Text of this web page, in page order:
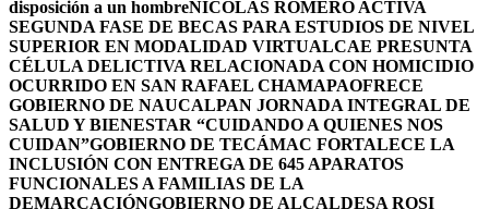
disposición a un hombreNICOLÁS ROMERO ACTIVA
SEGUNDA FASE DE BECAS PARA ESTUDIOS DE NIVEL
SUPERIOR EN MODALIDAD VIRTUALCAE PRESUNTA
CÉLULA DELICTIVA RELACIONADA CON HOMICIDIO
OCURRIDO EN SAN RAFAEL CHAMAPAOFRECE
GOBIERNO DE NAUCALPAN JORNADA INTEGRAL DE
SALUD Y BIENESTAR “CUIDANDO A QUIENES NOS
CUIDAN”GOBIERNO DE TECÁMAC FORTALECE LA
INCLUSIÓN CON ENTREGA DE 645 APARATOS
FUNCIONALES A FAMILIAS DE LA
DEMARCACIÓNGOBIERNO DE ALCALDESA ROSI